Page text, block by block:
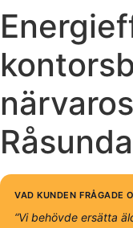
VAD KUNDEN FRÅGADE
“Vi behövde ersätta